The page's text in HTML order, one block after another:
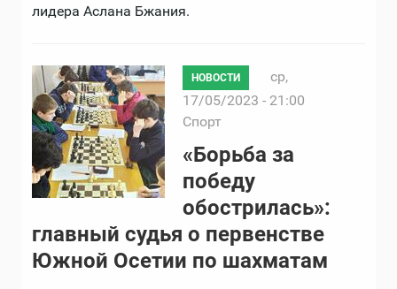
лидера Аслана Бжания.
НОВОСТИ
ср,
17/05/2023 - 21:00
Спорт
«Борьба за
победу
обострилась»:
главный судья о первенстве
Южной Осетии по шахматам